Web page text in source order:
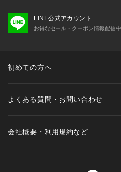
LINE公式アカウント
お得なセール・クーポン情報配信中
初めての方へ
よくある質問・お問い合わせ
会社概要・利用規約など